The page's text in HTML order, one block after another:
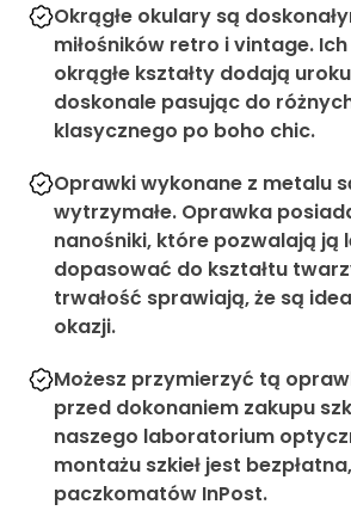
Okrągłe okulary są
miłośników retro i vintage.
okrągłe kształty dodają
doskonale pasując do
klasycznego po boho chic.
Oprawki wykonane z metalu
wytrzymałe. Oprawka
nanośniki, które pozwalają ją
dopasować do kształtu
trwałość sprawiają, że są
okazji.
Możesz przymierzyć tą
przed dokonaniem zakupu
naszego laboratorium
montażu szkieł jest
paczkomatów InPost.